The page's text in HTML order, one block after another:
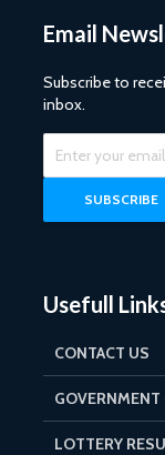
Email
Subscribe to
inbox.
Usefull
CONTACT US
GOVERNMENT
LOTTERY